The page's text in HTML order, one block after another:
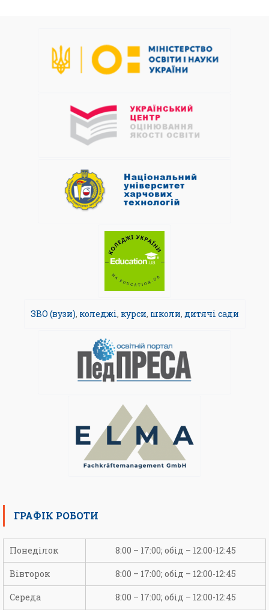
ЗВО (вузи), коледжі, курси, школи, дитячі сади
ГРАФІК РОБОТИ
Понеділок 8:00 – 17:00; обід – 12:00-12:45
Вівторок 8:00 – 17:00; обід – 12:00-12:45
Середа 8:00 – 17:00; обід – 12:00-12:45